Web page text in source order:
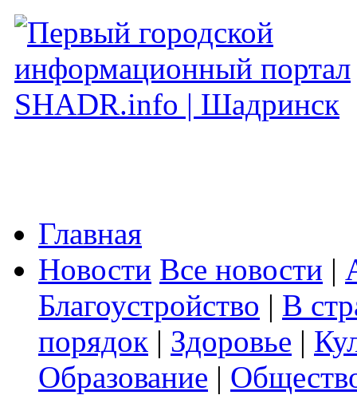
Главная
Новости Все новости |
Благоустройство | В
порядок | Здоровье |
Образование |